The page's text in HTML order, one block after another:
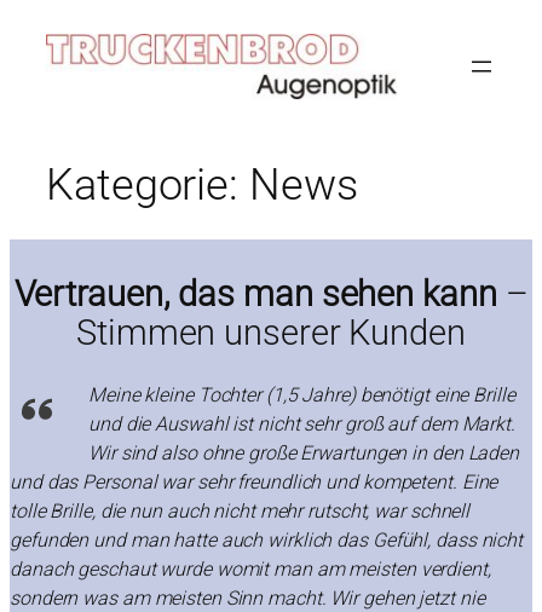
Inhalt
Kategorie: News
Vertrauen, das man sehen kann –
Stimmen unserer Kunden
Meine kleine Tochter (1,5 Jahre) benötigt eine Brille
und die Auswahl ist nicht sehr groß auf dem Markt.
Wir sind also ohne große Erwartungen in den Laden
und das Personal war sehr freundlich und kompetent. Eine
tolle Brille, die nun auch nicht mehr rutscht, war schnell
gefunden und man hatte auch wirklich das Gefühl, dass nicht
danach geschaut wurde womit man am meisten verdient,
sondern was am meisten Sinn macht. Wir gehen jetzt nie